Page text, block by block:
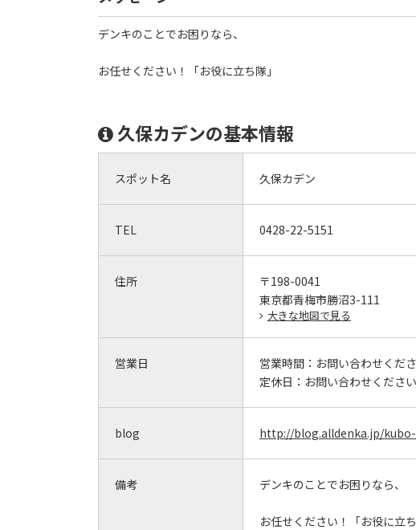
デンキのことでお困りなら、
お任せください！「お役に立ち隊」
久保カデンの基本情報
スポット名 久保カデン
TEL 0428-22-5151
住所
〒198-0041
東京都青梅市勝沼3-111
大きな地図で見る
営業日 営業時間： お問い合わせくだ
定休日： お問い合わせください
blog http://blog.alldenka.jp/
備考 デンキのことでお困りなら、
お任せください！「お役に立